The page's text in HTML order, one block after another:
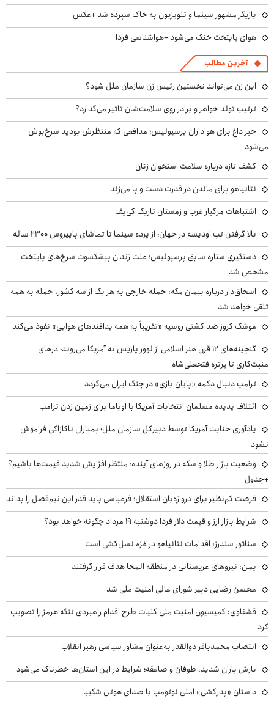
بازیگر مشهور سینما و تلویزیون به خاک سپرده شد +عکس
هوای پایتخت خنک می‌شود +هواشناسی فردا
آخرین مطالب
این زن می‌تواند نخستین رئیس زن سازمان ملل شود؟
ترتیب تولد خواهر و برادر روی سلامت‌شان تاثیر می‌گذارد؟
خبر داغ برای هواداران پرسپولیس؛ مدافعی که منتظرش بودید سرخ‌پوش
می‌شود
کشف تازه درباره سلامت استخوان زنان
نتانیاهو برای ماندن در قدرت دست و پا می‌زند
اشتباهات مرگبار غرب و زمستان تاریک کی‌یف
بالا گرفتن تب اودیسه در جهان؛ از پرده سینما تا تماشای پاپیروس ۲۳۰۰ ساله
دستگیری ستاره سابق پرسپولیس؛ علت زندان پیشکسوت سرخ‌های پایتخت
مشخص شد
اسحاق‌دار درباره پیمان مکه: حمله خارجی به هر یک از سه کشور، حمله به همه
تلقی خواهد شد
موشک کروز ضد کشتی روسیه «تقریباً به همه پدافندهای هوایی» نفوذ می‌کند
گنجینه‌های ۱۲ قرن هنر اسلامی از لوور پاریس به آمریکا می‌روند؛ درهای
منبت‌کاری تا پرتره فتحعلی‌شاه
ترامپ دنبال دکمه «پایان بازی» در جنگ ایران می‌گردد
ائتلاف پدیده مسلمان انتخابات آمریکا با اوباما برای زمین زدن ترامپ
یادآوری جنایت آمریکا توسط دبیرکل سازمان ملل؛ بمباران ناکازاکی فراموش
نشود
وضعیت بازار طلا و سکه در روزهای آینده؛ منتظر افزایش شدید قیمت‌ها باشیم؟
+جدول
فرصت کم‌نظیر برای دروازه‌بان استقلال؛ فرعباسی باید قدر این نیم‌فصل را بداند
شرایط بازار ارز و قیمت دلار فردا دوشنبه ۱۹ مرداد چگونه خواهد بود؟
سناتور سندرز: اقدامات نتانیاهو در غزه نسل‌کشی است
یمن: نیروهای عربستانی در منطقه المخا هدف قرار گرفتند
محسن رضایی دبیر شورای عالی امنیت ملی شد
قشقاوی: کمیسیون امنیت ملی کلیات طرح اقدام راهبردی تنگه هرمز را تصویب
کرد
انتصاب محمدباقر ذوالقدر به‌عنوان مشاور سیاسی رهبر انقلاب
بارش باران شدید، طوفان و صاعقه؛ شرایط در این استان‌ها خطرناک می‌شود
داستان «پدرکشی» املی نوتومب با صدای هوتن شکیبا